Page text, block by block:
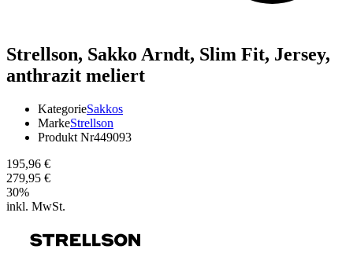
Strellson, Sakko Arndt, Slim Fit, Jersey,
anthrazit meliert
KategorieSakkos
MarkeStrellson
Produkt Nr449093
195,96 €
279,95 €
30%
inkl. MwSt.